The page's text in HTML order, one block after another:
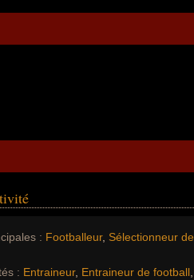
: Footballeur, Sélectionneur de
: Entraineur, Entraineur de football